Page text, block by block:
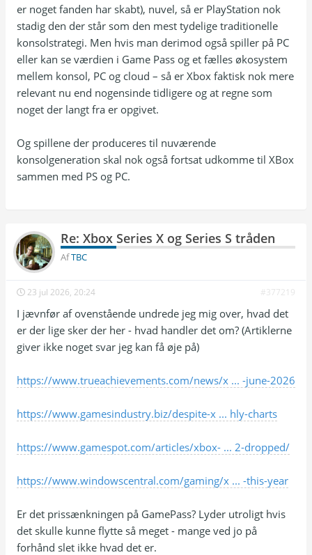
er noget fanden har skabt), nuvel, så er PlayStation nok
stadig den der står som den mest tydelige traditionelle
konsolstrategi. Men hvis man derimod også spiller på PC
eller kan se værdien i Game Pass og et fælles økosystem
mellem konsol, PC og cloud – så er Xbox faktisk nok mere
relevant nu end nogensinde tidligere og at regne som
noget der langt fra er opgivet.
Og spillene der produceres til nuværende
konsolgeneration skal nok også fortsat udkomme til XBox
sammen med PS og PC.
Re: Xbox Series X og Series S tråden
AfTBC
23 jul 2026, 20:24 #377219
I jævnfør af ovenstående undrede jeg mig over, hvad det
er der lige sker der her - hvad handler det om? (Artiklerne
giver ikke noget svar jeg kan få øje på)
https://www.trueachievements.com/news/x ... -june-2026
https://www.gamesindustry.biz/despite-x ... hly-charts
https://www.gamespot.com/articles/xbox- ... 2-dropped/
https://www.windowscentral.com/gaming/x ... -this-year
Er det prissænkningen på GamePass? Lyder utroligt hvis
det skulle kunne flytte så meget - mange ved jo på
forhånd slet ikke hvad det er.